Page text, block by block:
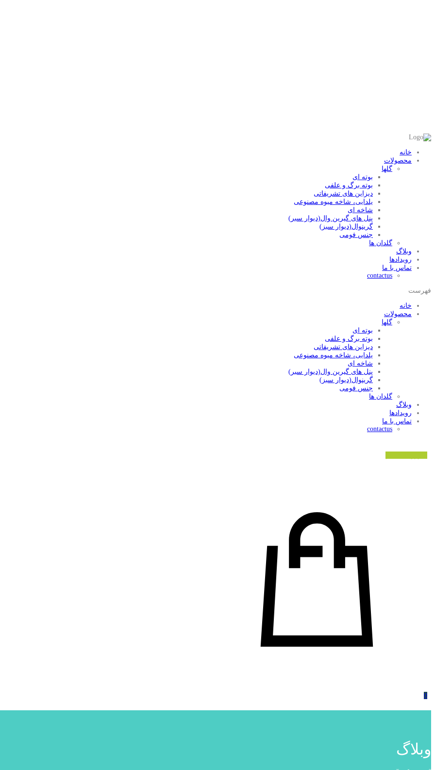
خانه
محصولات
گلها
بوته ای
بوته برگ و علفی
دیزاین های تشریفاتی
یلدایی، شاخه میوه مصنوعی
شاخه ای
پنل های گیرین وال(دیوار سبر)
گرینوال(دیوار سبز)
جنس فومی
گلدان ها
وبلاگ
رویدادها
تماس با ما
contactus
فهرست
خانه
محصولات
گلها
بوته ای
بوته برگ و علفی
دیزاین های تشریفاتی
یلدایی، شاخه میوه مصنوعی
شاخه ای
پنل های گیرین وال(دیوار سبر)
گرینوال(دیوار سبز)
جنس فومی
گلدان ها
وبلاگ
رویدادها
تماس با ما
contactus
0
وبلاگ